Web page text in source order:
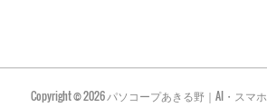
Copyright ©2026パソコープあきる野｜AI・スマ